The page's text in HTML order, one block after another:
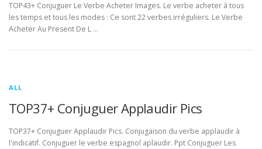
TOP43+ Conjuguer Le Verbe Acheter Images. Le verbe acheter à tous
les temps et tous les modes : Ce sont 22 verbes irréguliers. Le Verbe
Acheter Au Present De L …
ALL
TOP37+ Conjuguer Applaudir Pics
TOP37+ Conjuguer Applaudir Pics. Conjugaison du verbe applaudir à
l'indicatif. Conjuguer le verbe espagnol aplaudir. Ppt Conjuguer Les